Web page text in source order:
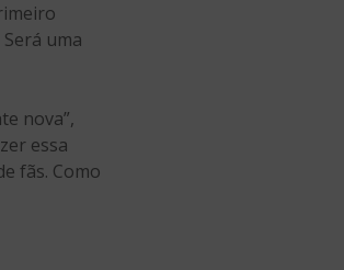
uma
nova”,
essa
fãs. Como